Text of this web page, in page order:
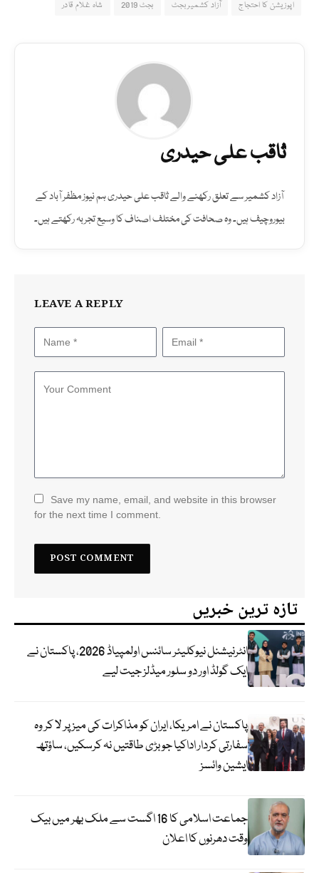
اپوزیشن کا احتجاج آزاد کشمیر بجٹ بجٹ 2019 شاہ غلام قادر
ثاقب علی حیدری
آزاد کشمیر سے تعلق رکھنے والے ثاقب علی حیدری ہم نیوز مظفر آباد کے
بیوروچیف ہیں۔ وہ صحافت کی مختلف اصناف کا وسیع تجربہ رکھتے ہیں۔
LEAVE A REPLY
Save my name, email, and website in this browser
for the next time I comment.
تازہ ترین خبریں
انٹرنیشنل نیوکلیئر سائنس اولمپیاڈ 2026، پاکستان نے
ایک گولڈ اور دو سلور میڈلز جیت لیے
پاکستان نے امریکا، ایران کو مذاکرات کی میز پر لا کر وہ
سفارتی کردار اداکیا جو بڑی طاقتیں نہ کرسکیں، ساؤتھ
ایشین وائسز
جماعت اسلامی کا 16 اگست سے ملک بھر میں بیک
وقت دھرنوں کا اعلان